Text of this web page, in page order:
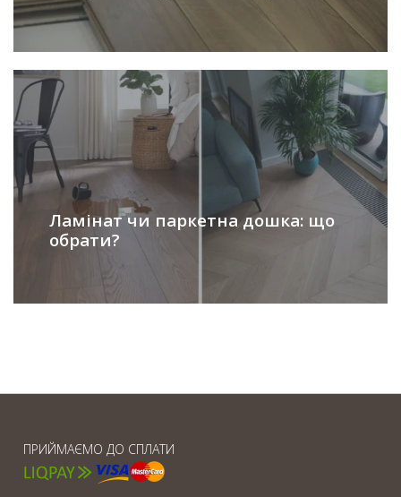
Ламінат чи паркетна дошка: що
обрати?
ПРИЙМАЄМО ДО СПЛАТИ